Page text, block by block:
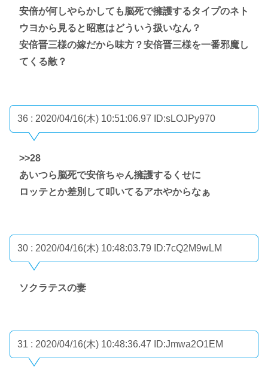
安倍が何しやらかしても脳死で擁護するタイプのネト
ウヨから見ると昭恵はどういう扱いなん？
安倍晋三様の嫁だから味方？安倍晋三様を一番邪魔し
てくる敵？
36 : 2020/04/16(木) 10:51:06.97 ID:sLOJPy970
>>28
あいつら脳死で安倍ちゃん擁護するくせに
ロッテとか差別して叩いてるアホやからなぁ
30 : 2020/04/16(木) 10:48:03.79 ID:7cQ2M9wLM
ソクラテスの妻
31 : 2020/04/16(木) 10:48:36.47 ID:Jmwa2O1EM